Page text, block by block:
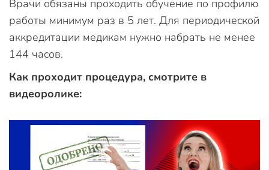
Врачи обязаны проходить обучение по профилю
работы минимум раз в 5 лет. Для периодической
аккредитации медикам нужно набрать не менее
144 часов.
Как проходит процедура, смотрите в
видеоролике: